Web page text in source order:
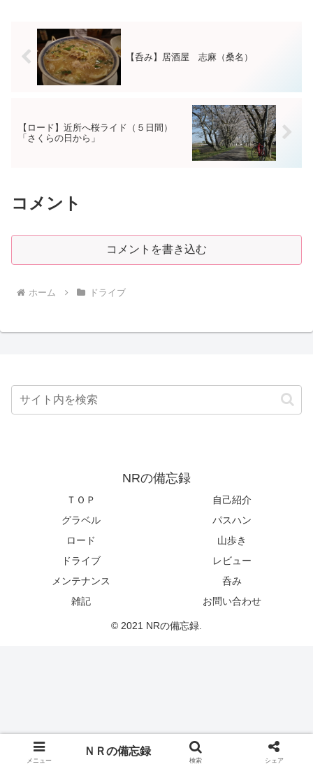
【呑み】居酒屋 志麻（桑名）
【ロード】近所へ桜ライド（５日間）
「さくらの日から」
コメント
コメントを書き込む
ホーム ドライブ
NRの備忘録
ＴＯＰ
自己紹介
グラベル
パスハン
ロード
山歩き
ドライブ
レビュー
メンテナンス
呑み
雑記
お問い合わせ
© 2021 NRの備忘録.
メニュー
ＮＲの備忘録
検索 シェア